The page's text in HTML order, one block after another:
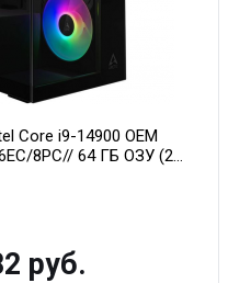
Core i9-14900 OEM
8PC// 64 ГБ ОЗУ (2
GDDR6X 384-Bit 3xDP
руб.